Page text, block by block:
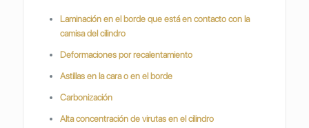
Laminación en el borde que está en contacto con la
camisa del cilindro
Deformaciones por recalentamiento
Astillas en la cara o en el borde
Carbonización
Alta concentración de virutas en el cilindro